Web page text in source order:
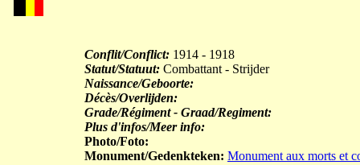
Conflit/Conflict: 1914 - 1918
Statut/Statuut: Combattant - Strijder
Naissance/Geboorte:
Décès/Overlijden:
Grade/Régiment - Graad/Regiment:
Plus d'infos/Meer info:
Photo/Foto:
Monument/Gedenkteken: Monument aux morts et